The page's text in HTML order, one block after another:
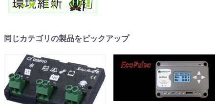
同じカテゴリの製品をピックアップ